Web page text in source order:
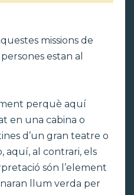
missions de
estan al
perquè aquí
en una cabina o
d’un gran teatre o
aquí, al contrari, els
són l’element
llum verda per